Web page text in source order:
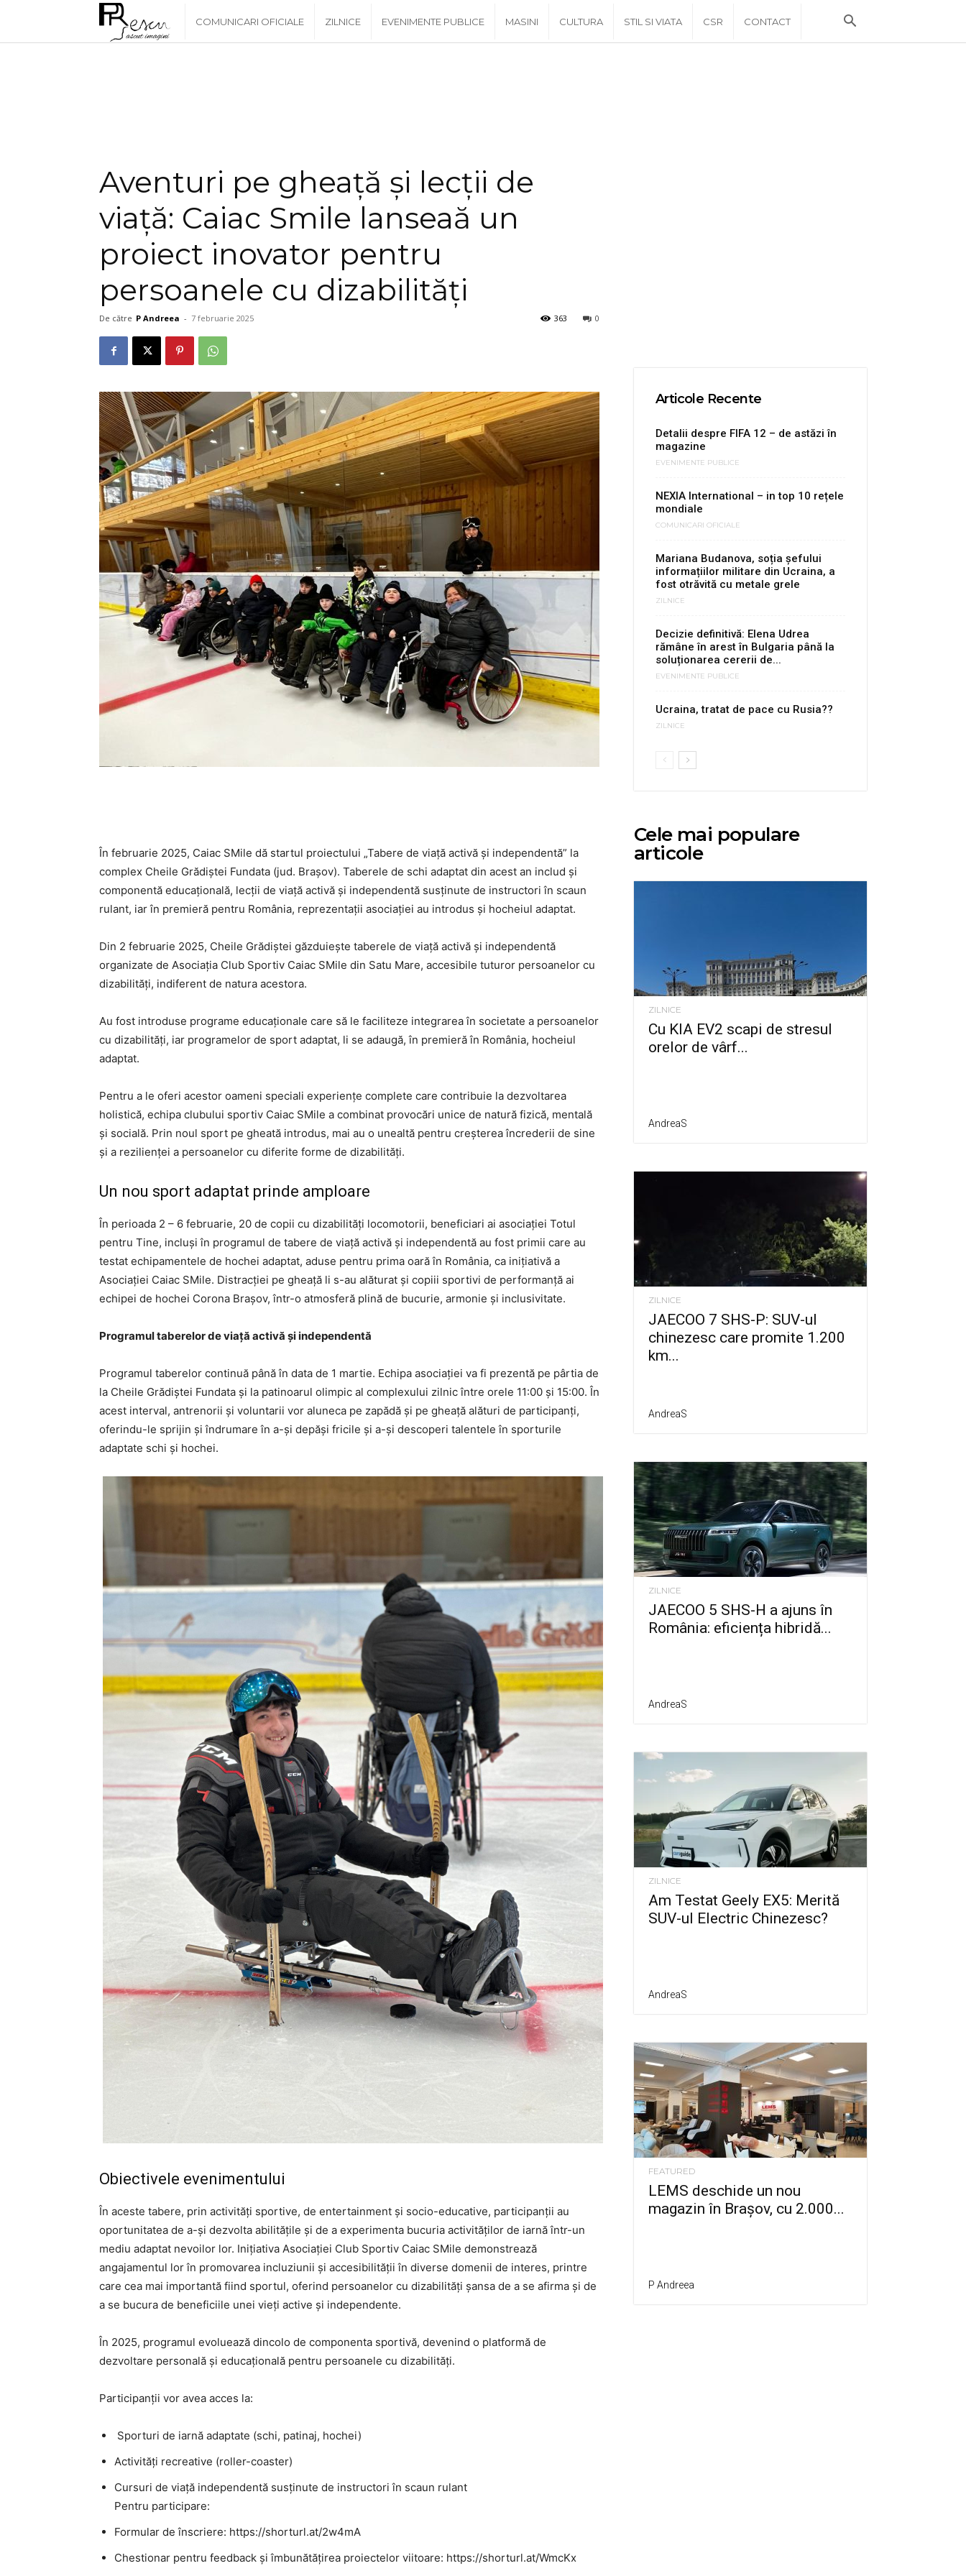
www.PRescu.ro
COMUNICARI OFICIALE ZILNICE EVENIMENTE PUBLICE MASINI CULTURA STIL SI VIATA CSR CONTACT
Aventuri pe gheață și lecții de
viață: Caiac Smile lanseaă un
proiect inovator pentru
persoanele cu dizabilități
De către P Andreea - 7 februarie 2025 0
363
În februarie 2025, Caiac SMile dă startul proiectului „Tabere de viață activă și independentă” la
complex Cheile Grădiștei Fundata (jud. Brașov). Taberele de schi adaptat din acest an includ și
componentă educațională, lecții de viață activă și independentă susținute de instructori în scaun
rulant, iar în premieră pentru România, reprezentații asociației au introdus și hocheiul adaptat.
Din 2 februarie 2025, Cheile Grădiștei găzduiește taberele de viață activă și independentă
organizate de Asociația Club Sportiv Caiac SMile din Satu Mare, accesibile tuturor persoanelor cu
dizabilități, indiferent de natura acestora.
Au fost introduse programe educaționale care să le faciliteze integrarea în societate a persoanelor
cu dizabilități, iar programelor de sport adaptat, li se adaugă, în premieră în România, hocheiul
adaptat.
Pentru a le oferi acestor oameni speciali experiențe complete care contribuie la dezvoltarea
holistică, echipa clubului sportiv Caiac SMile a combinat provocări unice de natură fizică, mentală
și socială. Prin noul sport pe gheată introdus, mai au o unealtă pentru creșterea încrederii de sine
și a rezilienței a persoanelor cu diferite forme de dizabilități.
Un nou sport adaptat prinde amploare
În perioada 2 – 6 februarie, 20 de copii cu dizabilități locomotorii, beneficiari ai asociației Totul
pentru Tine, incluși în programul de tabere de viață activă și independentă au fost primii care au
testat echipamentele de hochei adaptat, aduse pentru prima oară în România, ca inițiativă a
Asociației Caiac SMile. Distracției pe gheață li s-au alăturat și copiii sportivi de performanță ai
echipei de hochei Corona Brașov, într-o atmosferă plină de bucurie, armonie și inclusivitate.
Programul taberelor de viață activă și independentă
Programul taberelor continuă până în data de 1 martie. Echipa asociației va fi prezentă pe pârtia de
la Cheile Grădiștei Fundata și la patinoarul olimpic al complexului zilnic între orele 11:00 și 15:00. În
acest interval, antrenorii și voluntarii vor aluneca pe zapădă și pe gheață alături de participanți,
oferindu-le sprijin și îndrumare în a-și depăși fricile și a-și descoperi talentele în sporturile
adaptate schi și hochei.
Obiectivele evenimentului
În aceste tabere, prin activități sportive, de entertainment și socio-educative, participanții au
oportunitatea de a-și dezvolta abilitățile și de a experimenta bucuria activităților de iarnă într-un
mediu adaptat nevoilor lor. Inițiativa Asociației Club Sportiv Caiac SMile demonstrează
angajamentul lor în promovarea incluziunii și accesibilității în diverse domenii de interes, printre
care cea mai importantă fiind sportul, oferind persoanelor cu dizabilități șansa de a se afirma și de
a se bucura de beneficiile unei vieți active și independente.
În 2025, programul evoluează dincolo de componenta sportivă, devenind o platformă de
dezvoltare personală și educațională pentru persoanele cu dizabilități.
Participanții vor avea acces la:
Sporturi de iarnă adaptate (schi, patinaj, hochei)
Activități recreative (roller-coaster)
Cursuri de viață independentă susținute de instructori în scaun rulant
Pentru participare:
Formular de înscriere: https://shorturl.at/2w4mA
Chestionar pentru feedback și îmbunătățirea proiectelor viitoare: https://shorturl.at/WmcKx
Articole Recente
Detalii despre FIFA 12 – de astăzi în
magazine
EVENIMENTE PUBLICE
NEXIA International – in top 10 rețele
mondiale
COMUNICARI OFICIALE
Mariana Budanova, soția șefului
informațiilor militare din Ucraina, a
fost otrăvită cu metale grele
ZILNICE
Decizie definitivă: Elena Udrea
rămâne în arest în Bulgaria până la
soluționarea cererii de...
EVENIMENTE PUBLICE
Ucraina, tratat de pace cu Rusia??
ZILNICE
Cele mai populare
articole
ZILNICE
Cu KIA EV2 scapi de stresul
orelor de vârf...
AndreaS
ZILNICE
JAECOO 7 SHS-P: SUV-ul
chinezesc care promite 1.200
km...
AndreaS
ZILNICE
JAECOO 5 SHS-H a ajuns în
România: eficiența hibridă...
AndreaS
ZILNICE
Am Testat Geely EX5: Merită
SUV-ul Electric Chinezesc?
AndreaS
FEATURED
LEMS deschide un nou
magazin în Brașov, cu 2.000...
P Andreea